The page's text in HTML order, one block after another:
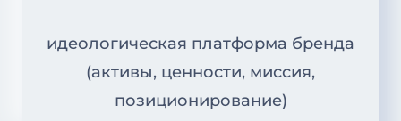
идеологическая платформа бренда
(активы, ценности, миссия,
позиционирование)